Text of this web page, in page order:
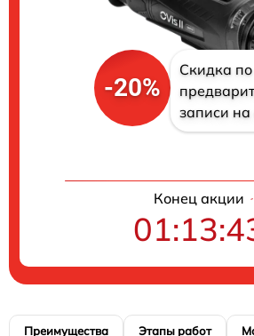
-20%
Скидка по
записи на
Конец акции
Преимущества Этапы работ